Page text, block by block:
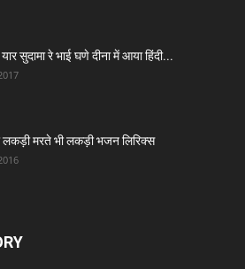
सुदामा रे भाई घणे दीना में आया हिंदी...
लकड़ी मरते भी लकड़ी भजन लिरिक्स